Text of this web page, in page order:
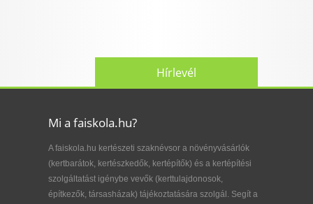
Hírlevél
Mi a faiskola.hu?
A faiskola.hu kertészeti szaknévsor a növényvásárlók
(kertbarátok, kertészkedők, kertépítők) és a kertépítési
szolgáltatást igénybe vevők (kerttulajdonosok,
építkezők, társasházak) tájékoztatására szolgál. Segít a